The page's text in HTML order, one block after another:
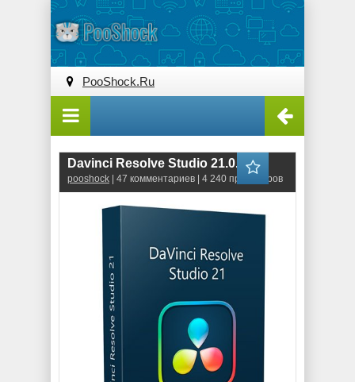
PooShock.Ru
Davinci Resolve Studio 21.0.4.5
pooshock | 47 комментариев | 4 240 просмотров